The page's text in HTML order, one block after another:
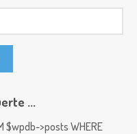
...
$wpdb->posts WHERE